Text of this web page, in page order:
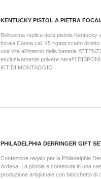
KENTUCKY PISTOL A PIETRA
Bellissima replica della pistola Kentucky
focaia.Canna cal. 45 rigata;scatto diretto
una vite all'interno della
esclusivamente polvere nera!!!
KIT DI MONTAGGIO
PHILADELPHIA DERRINGER GIFT
Confezione regalo per la Philadelphia
Ardesa. La pistola è contenuta in una
produzione artigianale con blocchetto di